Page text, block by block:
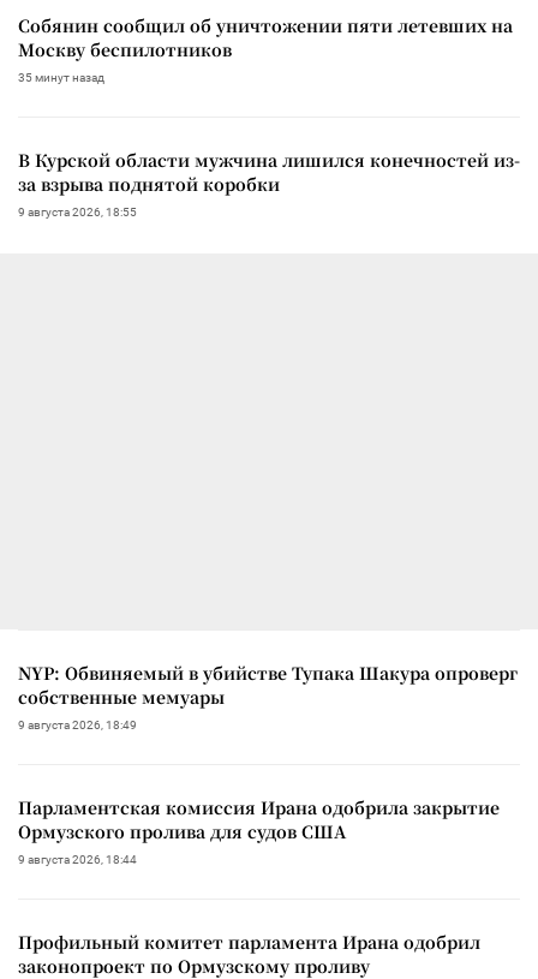
Собянин сообщил об уничтожении пяти летевших на
Москву беспилотников
35 минут назад
В Курской области мужчина лишился конечностей из-
за взрыва поднятой коробки
9 августа 2026, 18:55
NYP: Обвиняемый в убийстве Тупака Шакура опроверг
собственные мемуары
9 августа 2026, 18:49
Парламентская комиссия Ирана одобрила закрытие
Ормузского пролива для судов США
9 августа 2026, 18:44
Профильный комитет парламента Ирана одобрил
законопроект по Ормузскому проливу